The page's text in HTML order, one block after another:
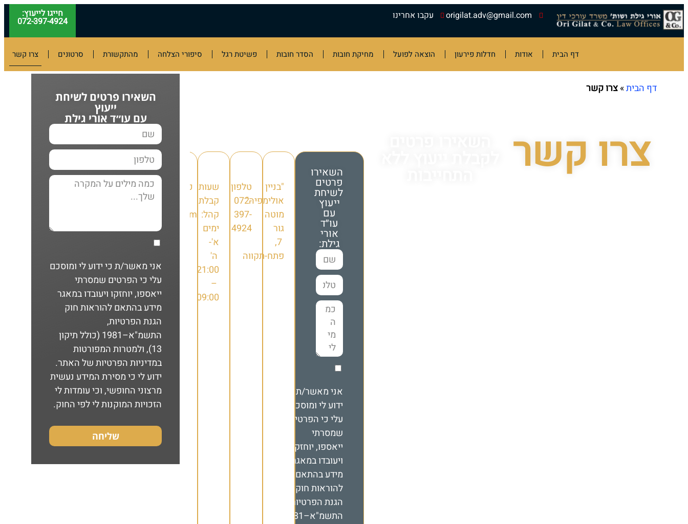
origilat.adv@gmail.com עקבו אחרינו חייגו לייעוץ:
072-397-4924
דף הבית אודות חדלות פירעון הוצאה לפועל מחיקת חובות הסדר חובות פשיטת רגל סיפורי הצלחה מהתקשורת סרטונים צרו קשר
דף הבית»צרו קשר
צרו קשר השאירו
פרטים
לשיחת
ייעוץ
עם
עו״ד
אורי
גילת:
אני מאשר/ת כי
ידוע לי ומוסכם
עלי כי הפרטים
שמסרתי
ייאספו, יוחזקו
ויעובדו במאגר
מידע בהתאם
להוראות חוק
הגנת הפרטיות,
התשמ"א–1981
"בניין
אולימפיה"
מוטה
גור
7,
פתח-תקווה
טלפון
072-
397-
4924
שעות
קבלת
קהל:
ימים
א'-
ה'
21:00
–
09:00
כתובת
origilat.adv@gmail.com
השאירו פרטים לשיחת
ייעוץ
עם עו״ד אורי גילת
אני מאשר/ת כי ידוע לי ומוסכם
עלי כי הפרטים שמסרתי
ייאספו, יוחזקו ויעובדו במאגר
מידע בהתאם להוראות חוק
הגנת הפרטיות,
התשמ"א–1981 (כולל תיקון
13), ולמטרות המפורטות
במדיניות הפרטיות של האתר.
ידוע לי כי מסירת המידע נעשית
מרצוני החופשי, וכי עומדות לי
הזכויות המוקנות לי לפי החוק.
שליחה